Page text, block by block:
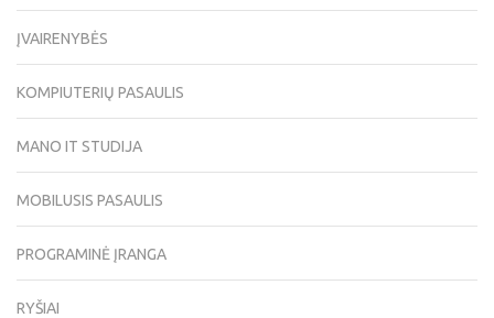
ĮVAIRENYBĖS
KOMPIUTERIŲ PASAULIS
MANO IT STUDIJA
MOBILUSIS PASAULIS
PROGRAMINĖ ĮRANGA
RYŠIAI